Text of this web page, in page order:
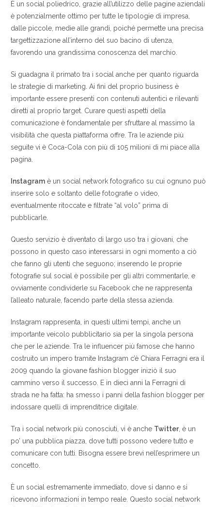
È un social poliedrico, grazie all’utilizzo delle pagine aziendali
è potenzialmente ottimo per tutte le tipologie di impresa,
dalle piccole, medie alle grandi, poiché permette una precisa
targettizzazione all’interno del suo bacino di utenza,
favorendo una grandissima conoscenza del marchio.
Si guadagna il primato tra i social anche per quanto riguarda
le strategie di marketing. Ai fini del proprio business è
importante essere presenti con contenuti autentici e rilevanti
diretti al proprio target. Curare questi aspetti della
comunicazione è fondamentale per sfruttare al massimo la
visibilità che questa piattaforma offre. Tra le aziende più
seguite vi è Coca-Cola con più di 105 milioni di mi piace alla
pagina.
Instagram è un social network fotografico su cui ognuno può
inserire solo e soltanto delle fotografie o video,
eventualmente ritoccate e filtrate “al volo” prima di
pubblicarle.
Questo servizio è diventato di largo uso tra i giovani, che
possono in questo caso interessarsi in ogni momento a ciò
che fanno gli utenti che seguono; inserendo le proprie
fotografie sul social è possibile per gli altri commentarle, e
ovviamente condividerle su Facebook che ne rappresenta
l’alleato naturale, facendo parte della stessa azienda.
Instagram rappresenta, in questi ultimi tempi, anche un
importante veicolo pubblicitario sia per la singola persona
che per le aziende. Tra le influencer più famose che hanno
costruito un impero tramite Instagram c’è Chiara Ferragni era il
2009 quando la giovane fashion blogger iniziò il suo
cammino verso il successo. E in dieci anni la Ferragni di
strada ne ha fatta: ha smesso i panni della fashion blogger per
indossare quelli di imprenditrice digitale.
Tra i social network più conosciuti, vi è anche Twitter, è un
po’ una pubblica piazza, dove tutti possono vedere tutto e
comunicare con tutti. Bisogna essere brevi nell’esprimere un
concetto.
È un social estremamente immediato, dove si danno e si
ricevono informazioni in tempo reale. Questo social network